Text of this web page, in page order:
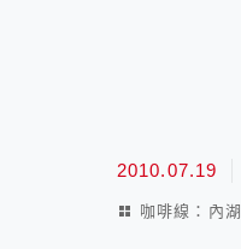
2010.07.19
咖啡線：內湖